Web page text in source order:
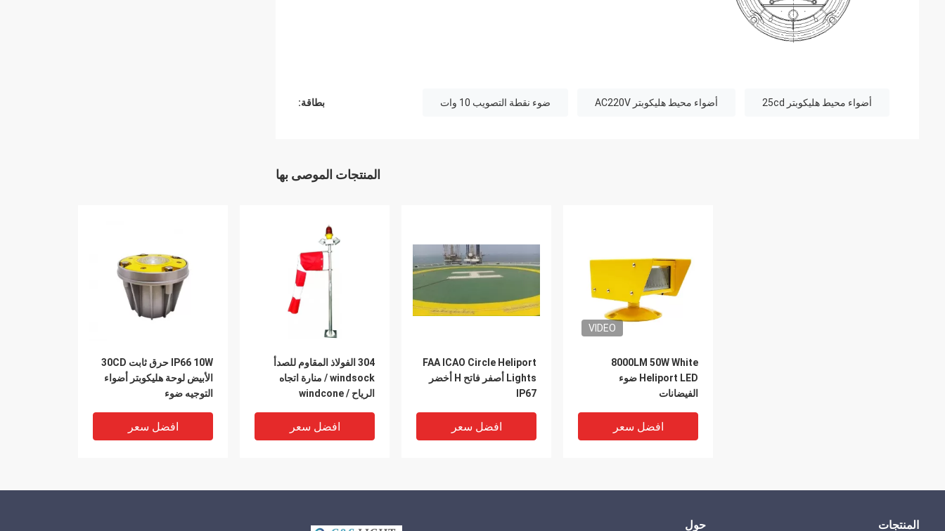
بطاقة: أضواء محيط هليكوبتر 25cd أضواء محيط هليكوبتر AC220V ضوء نقطة التصويب 10 وات
المنتجات الموصى بها
IP66 10W حرق ثابت 30CD
الأبيض لوحة هليكوبتر أضواء
التوجيه ضوء
افضل سعر
304 الفولاذ المقاوم للصدأ
windsock / منارة اتجاه
الرياح / windcone
افضل سعر
FAA ICAO Circle Heliport
Lights أصفر فاتح H أخضر
IP67
افضل سعر
VIDEO
8000LM 50W White
Heliport LED ضوء
الفيضانات
افضل سعر
حول المنتجات